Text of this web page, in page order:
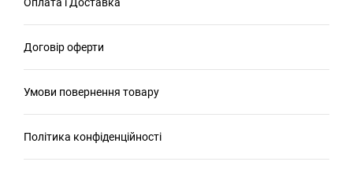
Договір оферти
Умови повернення товару
Політика конфіденційності